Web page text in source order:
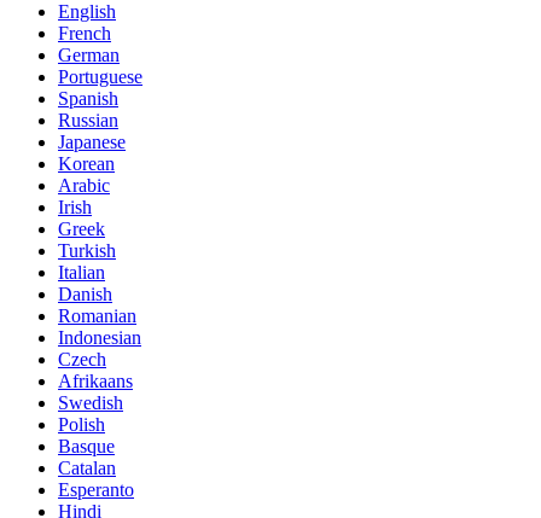
English
French
German
Portuguese
Spanish
Russian
Japanese
Korean
Arabic
Irish
Greek
Turkish
Italian
Danish
Romanian
Indonesian
Czech
Afrikaans
Swedish
Polish
Basque
Catalan
Esperanto
Hindi